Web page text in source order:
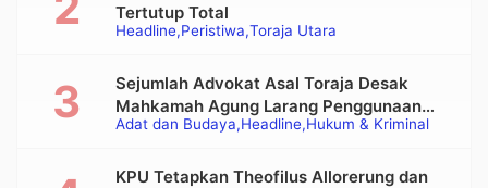
Headline Peristiwa Toraja Utara
Tertutup Total
Adat dan Budaya Headline Hukum & Kriminal
Sejumlah Advokat Asal Toraja Desak
Mahkamah Agung Larang Penggunaan
Alat Berat pada Eksekusi Rumah Adat
KPU Tetapkan Theofilus Allorerung dan